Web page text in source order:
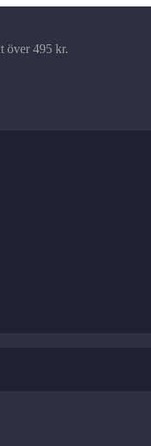
över 495 kr.